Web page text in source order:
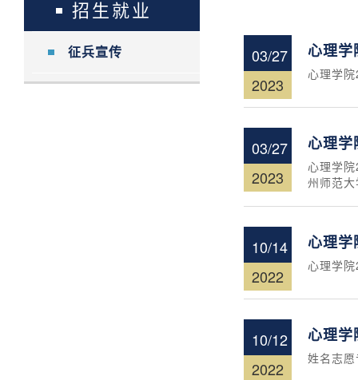
招生就业
征兵宣传
03/27
2023
心理学
心理学
03/27
2023
心理学
心理学
州师范
10/14
2022
心理
心理学
10/12
2022
心理
姓名志